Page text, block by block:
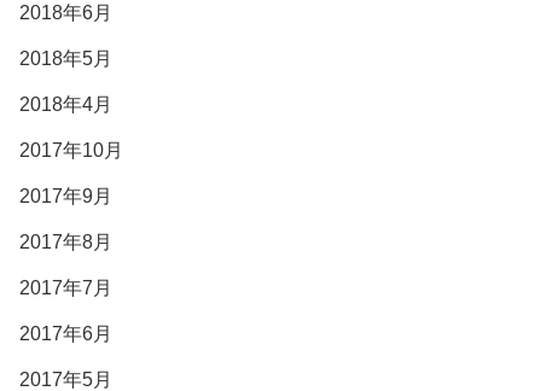
2018年6月
2018年5月
2018年4月
2017年10月
2017年9月
2017年8月
2017年7月
2017年6月
2017年5月